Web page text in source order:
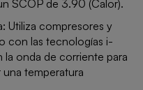
SCOP de 3.90 (Calor).
Utiliza compresores y
con las tecnologías i-
la onda de corriente para
una temperatura